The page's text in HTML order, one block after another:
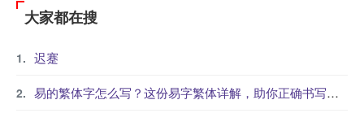
大家都在搜
迟蹇
易的繁体字怎么写？这份易字繁体详解，助你正确书写汉字_汉字繁体学习